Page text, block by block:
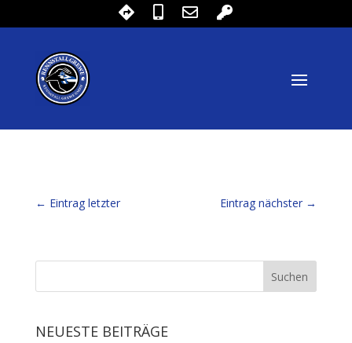
← Eintrag letzter Eintrag nächster →
NEUESTE BEITRÄGE